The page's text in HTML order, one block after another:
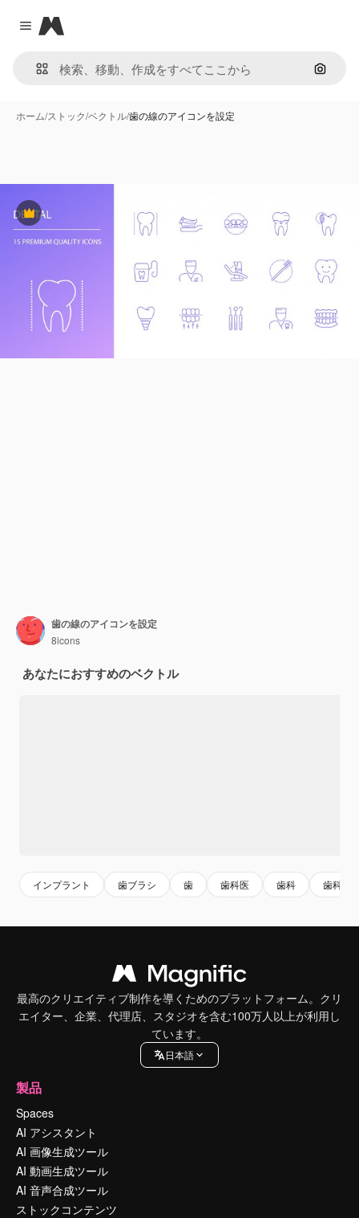
Close menu
Magnific
画像で
ホーム/ストック/ベクトル/歯の線のアイコンを設定
Premium
歯の線のアイコンを設定
8icons
あなたにおすすめのベクトル
インプラント 歯ブラシ 歯 歯科医 歯科 歯科医
最高のクリエイティブ制作を導くためのプラットフォーム。クリ
エイター、企業、代理店、スタジオを含む100万人以上が利用し
ています。
日本語
製品
Spaces
AI アシスタント
AI 画像生成ツール
AI 動画生成ツール
AI 音声合成ツール
ストックコンテンツ